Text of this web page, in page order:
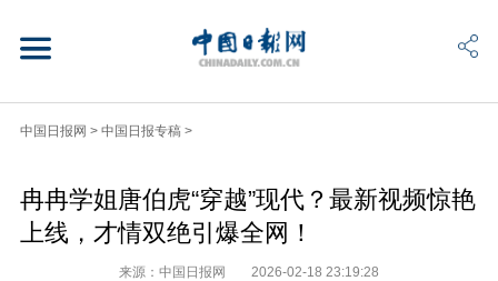
中国日报网 > 中国日报专稿 >
冉冉学姐唐伯虎“穿越”现代？最新视频惊艳
上线，才情双绝引爆全网！
来源：中国日报网 2026-02-18 23:19:28